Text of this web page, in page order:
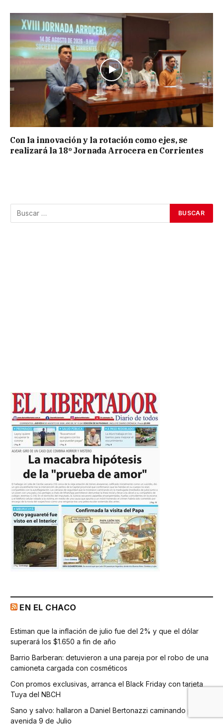
Con la innovación y la rotación como ejes, se
realizará la 18º Jornada Arrocera en Corrientes
EN EL CHACO
Estiman que la inflación de julio fue del 2% y que el dólar
superará los $1.650 a fin de año
Barrio Barberan: detuvieron a una pareja por el robo de una
camioneta cargada con cosméticos
Con promos exclusivas, arranca el Black Friday con tarjeta
Tuya del NBCH
Sano y salvo: hallaron a Daniel Bertonazzi caminando por la
avenida 9 de Julio